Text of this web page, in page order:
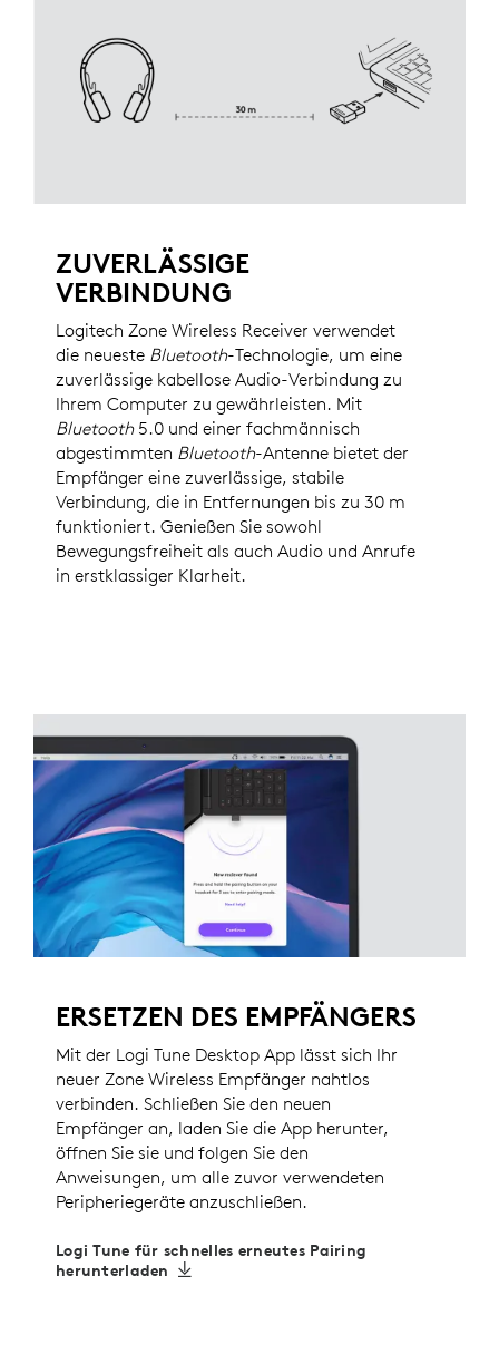
ZUVERLÄSSIGE
VERBINDUNG
Logitech Zone Wireless Receiver verwendet
die neueste Bluetooth-Technologie, um eine
zuverlässige kabellose Audio-Verbindung zu
Ihrem Computer zu gewährleisten. Mit
Bluetooth5.0 und einer fachmännisch
abgestimmten Bluetooth-Antenne bietet der
Empfänger eine zuverlässige, stabile
Verbindung, die in Entfernungen bis zu 30 m
funktioniert. Genießen Sie sowohl
Bewegungsfreiheit als auch Audio und Anrufe
in erstklassiger Klarheit.
ERSETZEN DES EMPFÄNGERS
Mit der Logi Tune Desktop App lässt sich Ihr
neuer Zone Wireless Empfänger nahtlos
verbinden. Schließen Sie den neuen
Empfänger an, laden Sie die App herunter,
öffnen Sie sie und folgen Sie den
Anweisungen, um alle zuvor verwendeten
Peripheriegeräte anzuschließen.
Logi Tune für schnelles erneutes Pairing
herunterladen